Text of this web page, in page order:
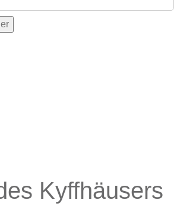
Kyffhäusers